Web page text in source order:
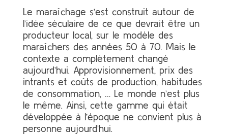
Le maraîchage s’est construit autour de
l’idée séculaire de ce que devrait être un
producteur local, sur le modèle des
maraîchers des années 50 à 70. Mais le
contexte a complètement changé
aujourd’hui. Approvisionnement, prix des
intrants et coûts de production, habitudes
de consommation, … Le monde n’est plus
le même. Ainsi, cette gamme qui était
développée à l’époque ne convient plus à
personne aujourd’hui.